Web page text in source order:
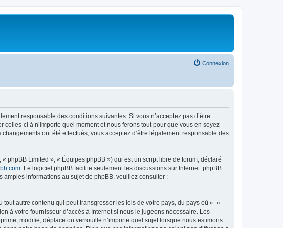
Connexion
responsable des conditions suivantes. Si vous n’acceptez pas d’être
ci à n’importe quel moment et nous ferons tout pour que vous en soyez
ont été effectués, vous acceptez d’être légalement responsable des
phpBB Limited », « Équipes phpBB ») qui est un script libre de forum, déclaré
. Le logiciel phpBB facilite seulement les discussions sur Internet. phpBB
amples informations au sujet de phpBB, veuillez consulter :
autre contenu qui peut transgresser les lois de votre pays, du pays où « »
à votre fournisseur d’accès à Internet si nous le jugeons nécessaire. Les
modifie, déplace ou verrouille n’importe quel sujet lorsque nous estimons